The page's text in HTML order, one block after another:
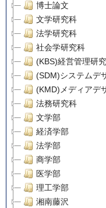
博士論文
文学研究科
法学研究科
社会学研究科
(KBS)経営管理研
(SDM)システムデ
(KMD)メディアデ
法務研究科
文学部
経済学部
法学部
商学部
医学部
理工学部
湘南藤沢